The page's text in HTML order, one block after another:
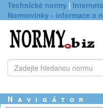
Technické normy |
Normovinky - informace o
Navigátor